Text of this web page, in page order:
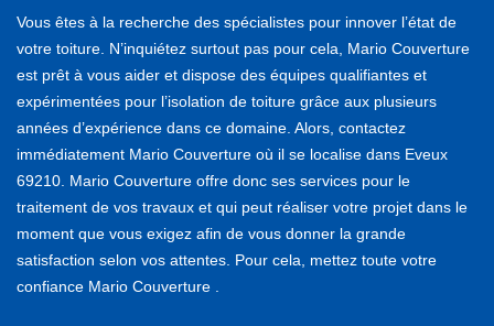
Vous êtes à la recherche des spécialistes pour innover l’état de
votre toiture. N’inquiétez surtout pas pour cela, Mario Couverture
est prêt à vous aider et dispose des équipes qualifiantes et
expérimentées pour l’isolation de toiture grâce aux plusieurs
années d’expérience dans ce domaine. Alors, contactez
immédiatement Mario Couverture où il se localise dans Eveux
69210. Mario Couverture offre donc ses services pour le
traitement de vos travaux et qui peut réaliser votre projet dans le
moment que vous exigez afin de vous donner la grande
satisfaction selon vos attentes. Pour cela, mettez toute votre
confiance Mario Couverture .